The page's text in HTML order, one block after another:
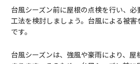
台風シーズン前に屋根の点検を行い、
工法を検討しましょう。台風による被
です。
台風シーズンは、強風や豪雨により、